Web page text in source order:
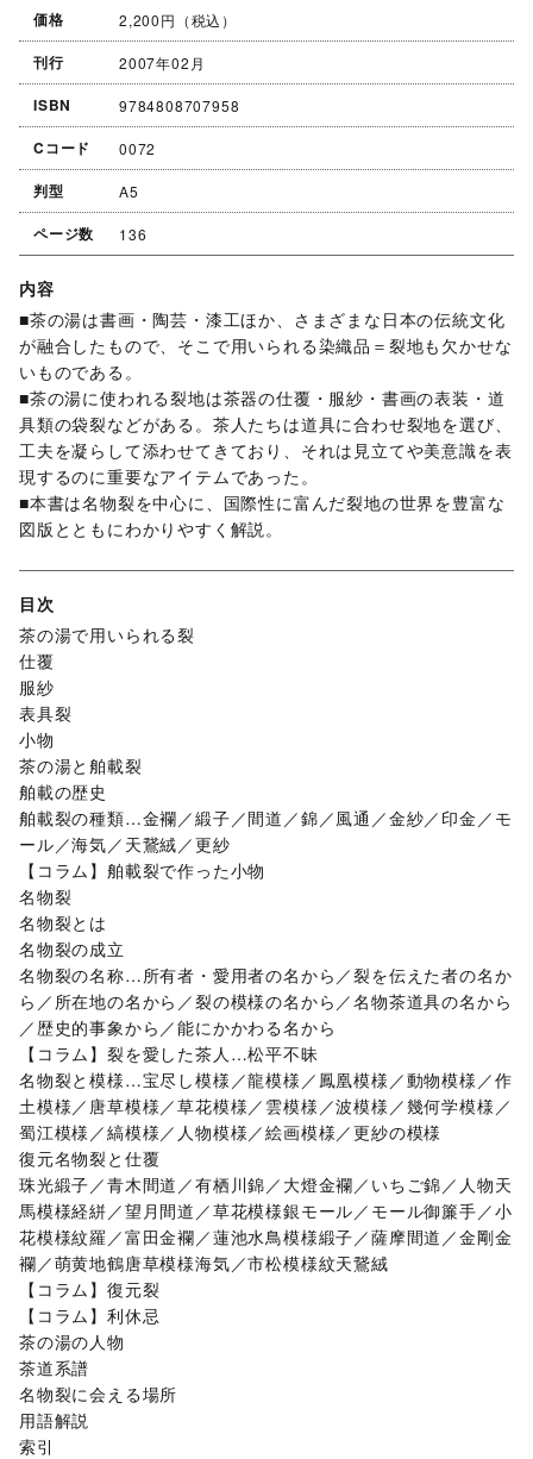
価格 2,200円（税込）
刊行 2007年02月
ISBN 9784808707958
Cコード 0072
判型 A5
ページ数 136
内容
■茶の湯は書画・陶芸・漆工ほか、さまざまな日本の伝統文化
が融合したもので、そこで用いられる染織品＝裂地も欠かせな
いものである。
■茶の湯に使われる裂地は茶器の仕覆・服紗・書画の表装・道
具類の袋裂などがある。茶人たちは道具に合わせ裂地を選び、
工夫を凝らして添わせてきており、それは見立てや美意識を表
現するのに重要なアイテムであった。
■本書は名物裂を中心に、国際性に富んだ裂地の世界を豊富な
図版とともにわかりやすく解説。
目次
茶の湯で用いられる裂
仕覆
服紗
表具裂
小物
茶の湯と舶載裂
舶載の歴史
舶載裂の種類…金襴／緞子／間道／錦／風通／金紗／印金／モ
ール／海気／天鵞絨／更紗
【コラム】舶載裂で作った小物
名物裂
名物裂とは
名物裂の成立
名物裂の名称…所有者・愛用者の名から／裂を伝えた者の名か
ら／所在地の名から／裂の模様の名から／名物茶道具の名から
／歴史的事象から／能にかかわる名から
【コラム】裂を愛した茶人…松平不昧
名物裂と模様…宝尽し模様／龍模様／鳳凰模様／動物模様／作
土模様／唐草模様／草花模様／雲模様／波模様／幾何学模様／
蜀江模様／縞模様／人物模様／絵画模様／更紗の模様
復元名物裂と仕覆
珠光緞子／青木間道／有栖川錦／大燈金襴／いちご錦／人物天
馬模様経絣／望月間道／草花模様銀モール／モール御簾手／小
花模様紋羅／富田金襴／蓮池水鳥模様緞子／薩摩間道／金剛金
襴／萌黄地鶴唐草模様海気／市松模様紋天鵞絨
【コラム】復元裂
【コラム】利休忌
茶の湯の人物
茶道系譜
名物裂に会える場所
用語解説
索引